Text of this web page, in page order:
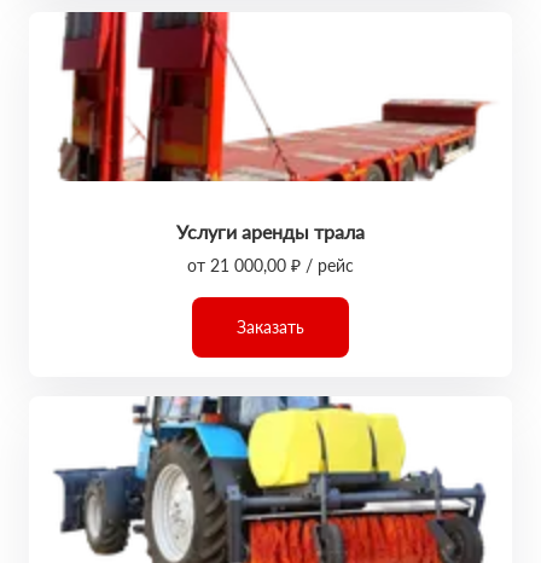
Услуги аренды трала
от 21 000,00 ₽ / рейс
Заказать